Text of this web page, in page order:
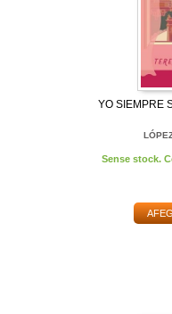
YO SIEMPRE
Sense stock.